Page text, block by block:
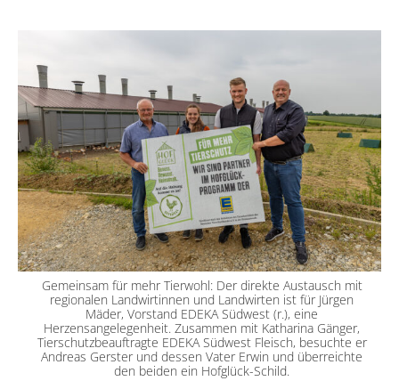
Gemeinsam für mehr Tierwohl: Der direkte Austausch mit
regionalen Landwirtinnen und Landwirten ist für Jürgen
Mäder, Vorstand EDEKA Südwest (r.), eine
Herzensangelegenheit. Zusammen mit Katharina Gänger,
Tierschutzbeauftragte EDEKA Südwest Fleisch, besuchte er
Andreas Gerster und dessen Vater Erwin und überreichte
den beiden ein Hofglück-Schild.